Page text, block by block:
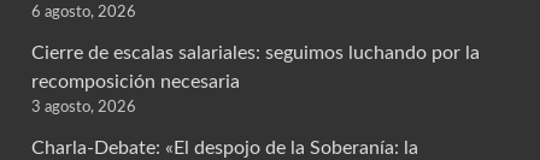
6 agosto, 2026
Cierre de escalas salariales: seguimos luchando por la
recomposición necesaria
3 agosto, 2026
Charla-Debate: «El despojo de la Soberanía: la